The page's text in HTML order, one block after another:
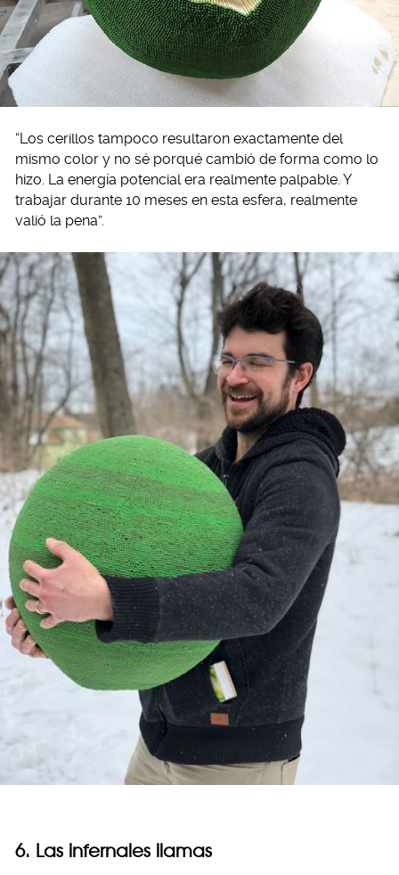
“Los cerillos tampoco resultaron exactamente del
mismo color y no sé porqué cambió de forma como lo
hizo. La energía potencial era realmente palpable. Y
trabajar durante 10 meses en esta esfera, realmente
valió la pena”.
6. Las infernales llamas